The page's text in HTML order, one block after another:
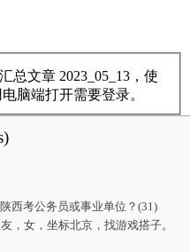
总文章 2023_05_13，使
脑端打开需要登录。
西考公务员或事业单位？(31)
，女，坐标北京，找游戏搭子。